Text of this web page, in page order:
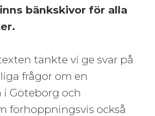
bänkskivor för alla
tänkte vi ge svar på
frågor om en
i Göteborg och
förhoppningsvis också